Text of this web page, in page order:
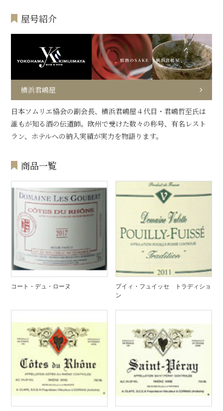
屋号紹介
横浜君嶋屋
日本ソムリエ協会の副会長、横浜君嶋屋４代目・君嶋哲至氏は
誰もが知る酒の伝道師。欧州で受けた数々の称号、有名レスト
ラン、ホテルへの納入実績が実力を物語ります。
商品一覧
コート・デュ・ローヌ
プイィ・フュイッセ トラディショ
ン